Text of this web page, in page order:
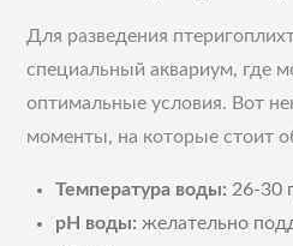
Для разведения
специальный аквариум, где
оптимальные условия. Вот
моменты, на которые стоит
Температура воды: 26-30
pH воды: желательно